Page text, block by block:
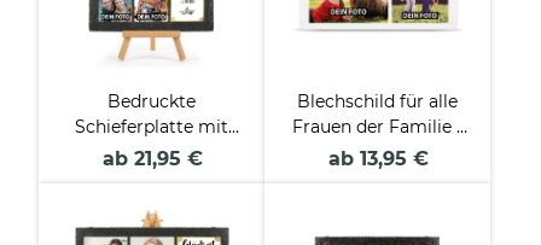
Bedruckte
Schieferplatte mit
Foto auf Staffelei für
ab 21,95 €
Blechschild für alle
Frauen der Familie -
Glück ist - Collage
ab 13,95 €